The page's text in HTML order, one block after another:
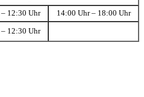
12:30 Uhr 14:00 Uhr – 18:00 Uhr
12:30 Uhr